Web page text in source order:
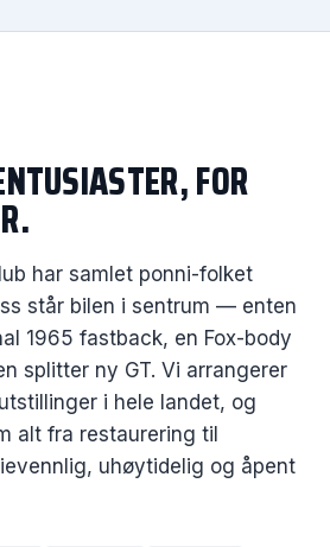
FOR
har samlet ponni-folket
står bilen i sentrum — enten
1965 fastback, en Fox-body
splitter ny GT. Vi arrangerer
i hele landet, og
alt fra restaurering til
uhøytidelig og åpent